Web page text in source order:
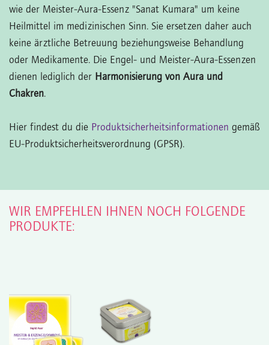
wie der Meister-Aura-Essenz "Sanat Kumara" um keine
Heilmittel im medizinischen Sinn. Sie ersetzen daher auch
keine ärztliche Betreuung beziehungsweise Behandlung
oder Medikamente. Die Engel- und Meister-Aura-Essenzen
dienen lediglich der Harmonisierung von Aura und
Chakren.
Hier findest du die Produktsicherheitsinformationen gemäß
EU-Produktsicherheitsverordnung (GPSR).
WIR EMPFEHLEN IHNEN NOCH FOLGENDE
PRODUKTE: